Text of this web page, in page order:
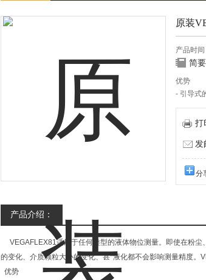
原装
产品时
简
优势
- 引导式
- 设备的
打
发
分
产品介绍：
VEGAFLEX81适用于任何类型的液体物位测量。即使在粉尘
的变化、介质颗粒大小的变化、甚*液化都不会影响测量精度。
优势